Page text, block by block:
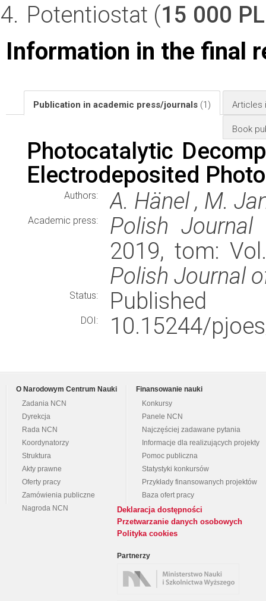
Potentiostat (15 000
Information in the final
Publication in academic press/journals (1) Articles
Book
Photocatalytic
Electrodeposited
Authors: A. Hänel , M.
Academic press:
Polish Journal
2019, tom:
Polish Journal
Status: Published
DOI: 10.15244/
O Narodowym Centrum Nauki
Zadania NCN
Dyrekcja
Rada NCN
Koordynatorzy
Struktura
Akty prawne
Oferty pracy
Zamówienia publiczne
Nagroda NCN
Finansowanie nauki
Konkursy
Panele NCN
Najczęściej zadawane pytania
Informacje dla realizujących projekty
Pomoc publiczna
Statystyki konkursów
Przykłady finansowanych projektów
Baza ofert pracy
Deklaracja dostępności
Przetwarzanie danych osobowych
Polityka cookies
Partnerzy